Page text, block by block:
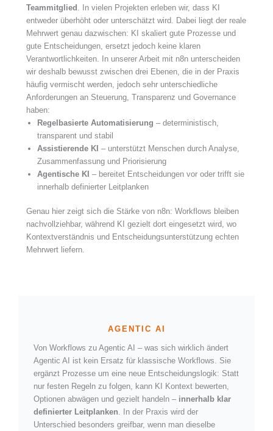
Teammitglied . In vielen Projekten erleben wir, dass KI
entweder überhöht oder unterschätzt wird. Dabei liegt der reale
Mehrwert genau dazwischen: KI skaliert gute Prozesse und
gute Entscheidungen, ersetzt jedoch keine klaren
Verantwortlichkeiten. In unserer Arbeit mit n8n unterscheiden
wir deshalb bewusst zwischen drei Ebenen, die in der Praxis
häufig vermischt werden, jedoch sehr unterschiedliche
Anforderungen an Steuerung, Transparenz und Governance
haben:
Regelbasierte Automatisierung – deterministisch,
transparent und stabil
Assistierende KI – unterstützt Menschen durch Analyse,
Zusammenfassung und Priorisierung
Agentische KI – bereitet Entscheidungen vor oder trifft sie
innerhalb definierter Leitplanken
Genau hier zeigt sich die Stärke von n8n: Workflows bleiben
nachvollziehbar, während KI gezielt dort eingesetzt wird, wo
Kontextverständnis und Entscheidungsunterstützung echten
Mehrwert liefern.
AGENTIC AI
Von Workflows zu Agentic AI – was sich wirklich ändert
Agentic AI ist kein Ersatz für klassische Workflows. Sie
ergänzt Prozesse um eine neue Entscheidungslogik: Statt
nur festen Regeln zu folgen, kann KI Kontext bewerten,
Optionen abwägen und gezielt handeln – innerhalb klar
definierter Leitplanken. In der Praxis wird der
Unterschied besonders greifbar, wenn man dieselbe